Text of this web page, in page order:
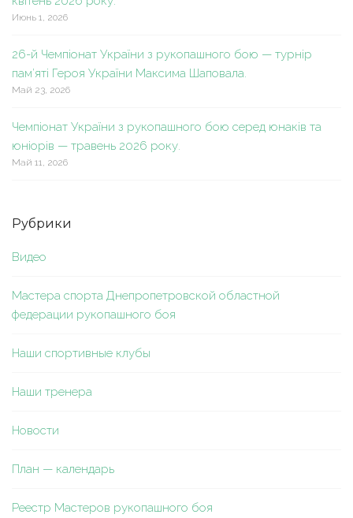
Июнь 1, 2026
26-й Чемпіонат України з рукопашного бою — турнір
пам’яті Героя України Максима Шаповала.
Май 23, 2026
Чемпіонат України з рукопашного бою серед юнаків та
юніорів — травень 2026 року.
Май 11, 2026
Рубрики
Видео
Мастера спорта Днепропетровской областной
федерации рукопашного боя
Наши спортивные клубы
Наши тренера
Новости
План — календарь
Реестр Мастеров рукопашного боя